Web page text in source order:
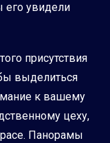
его увидели
присутствия
выделиться
к вашему
цеху,
Панорамы